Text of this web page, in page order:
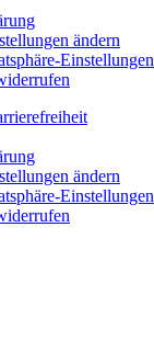
ändern
Einstellungen
ändern
Einstellungen